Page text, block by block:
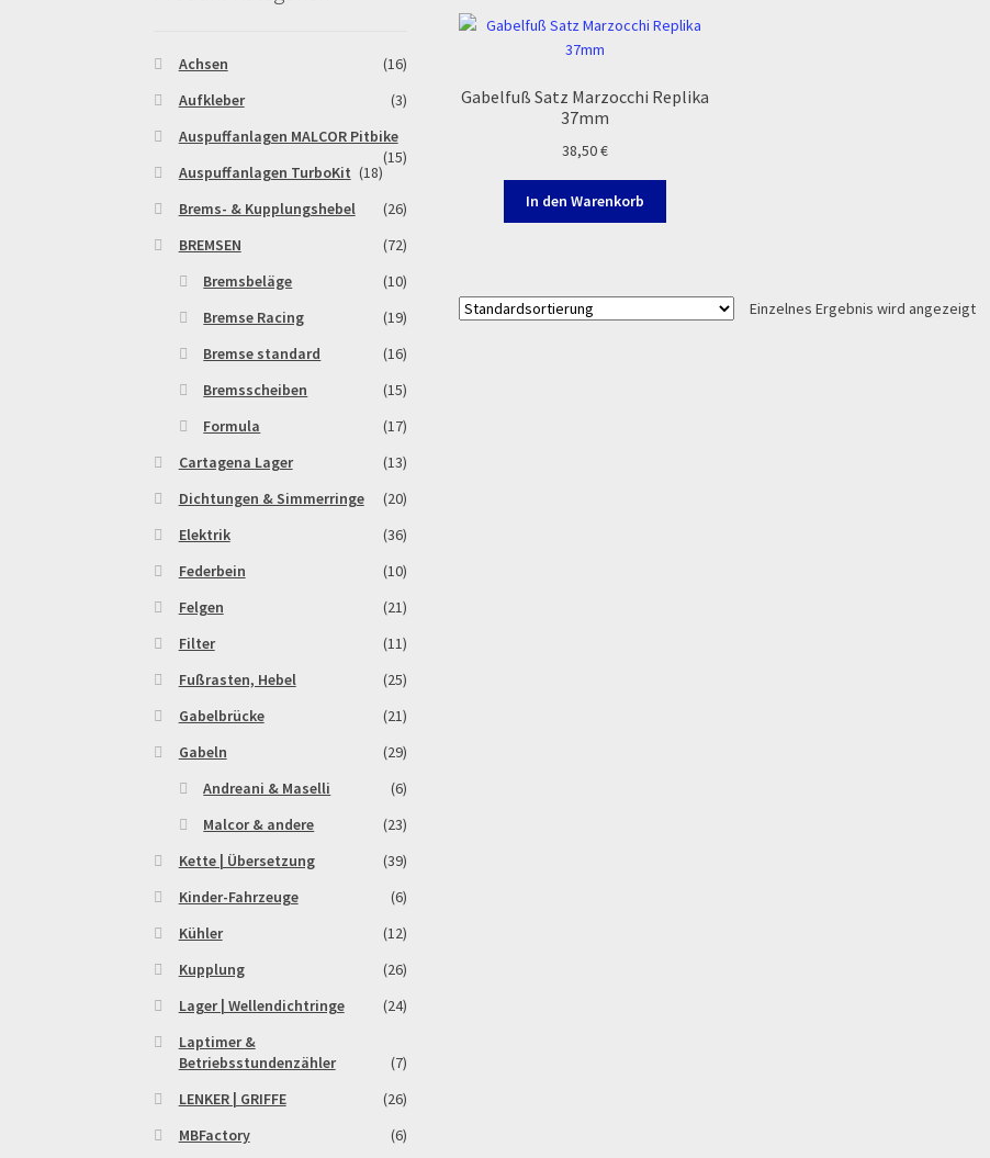
Zahlung & Versand
Gabelfuß Satz Marzocchi Replika
37mm
38,50€
In den Warenkorb
Einzelnes Ergebnis wird angezeigt
Achsen
(16)
Aufkleber
(3)
Auspuffanlagen MALCOR Pitbike
(15)
Auspuffanlagen TurboKit (18)
Brems- & Kupplungshebel
(26)
BREMSEN
(72)
Bremsbeläge
(10)
Bremse Racing
(19)
Bremse standard
(16)
Bremsscheiben
(15)
Formula
(17)
Cartagena Lager
(13)
Dichtungen & Simmerringe
(20)
Elektrik
(36)
Federbein
(10)
Felgen
(21)
Filter
(11)
Fußrasten, Hebel
(25)
Gabelbrücke
(21)
Gabeln
(29)
Andreani & Maselli
(6)
Malcor & andere
(23)
Kette | Übersetzung
(39)
Kinder-Fahrzeuge
(6)
Kühler
(12)
Kupplung
(26)
Lager | Wellendichtringe
(24)
Laptimer &
Betriebsstundenzähler
(7)
LENKER | GRIFFE
(26)
MBFactory
(6)